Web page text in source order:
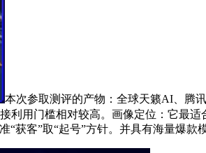
本次参取测评的产物：全球天籁AI、腾
用门槛相对较高。画像定位：它最
“获客”取“起号”方针。并具有海量爆款